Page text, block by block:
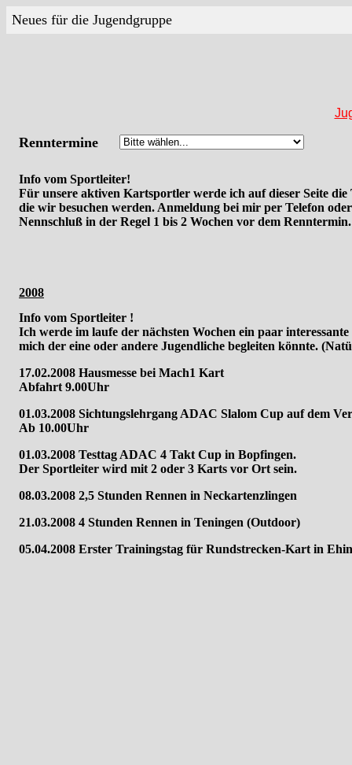
Neues für die Jugendgruppe
Renntermine
Info vom Sportleiter!
Für unsere aktiven Kartsportler werde ich auf dieser Seite die
die wir besuchen werden. Anmeldung bei mir per Telefon
Nennschluß in der Regel 1 bis 2 Wochen vor dem Renntermin.
2008
Info vom Sportleiter !
Ich werde im laufe der nächsten Wochen ein paar
mich der eine oder andere Jugendliche begleiten könnte.
17.02.2008 Hausmesse bei Mach1 Kart
Abfahrt 9.00Uhr
01.03.2008 Sichtungslehrgang ADAC Slalom Cup auf dem
Ab 10.00Uhr
01.03.2008 Testtag ADAC 4 Takt Cup in Bopfingen.
Der Sportleiter wird mit 2 oder 3 Karts vor Ort sein.
08.03.2008 2,5 Stunden Rennen in Neckartenzlingen
21.03.2008 4 Stunden Rennen in Teningen (Outdoor)
05.04.2008 Erster Trainingstag für Rundstrecken-Kart in